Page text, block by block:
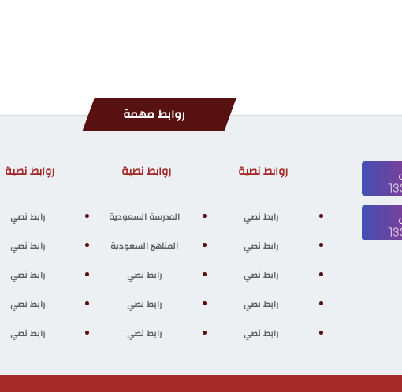
روابط مهمة
روابط نصية
رابط نصي
رابط نصي
رابط نصي
رابط نصي
رابط نصي
روابط نصية
المدرسة السعودية
المناهج السعودية
رابط نصي
رابط نصي
رابط نصي
روابط نصية
رابط نصي
رابط نصي
رابط نصي
رابط نصي
رابط نصي